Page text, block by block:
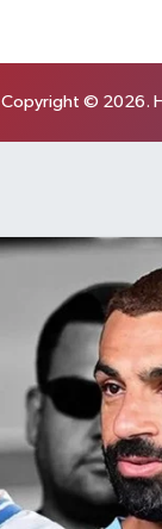
Copyright © 2026.